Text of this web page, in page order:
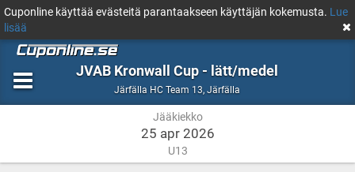
Cuponline käyttää evästeitä parantaakseen käyttäjän kokemusta. Lue
lisää
JVAB Kronwall Cup - lätt/medel
Järfälla HC Team 13,Jääkiekko
Järfälla
Jääkiekko
25 apr 2026
U13